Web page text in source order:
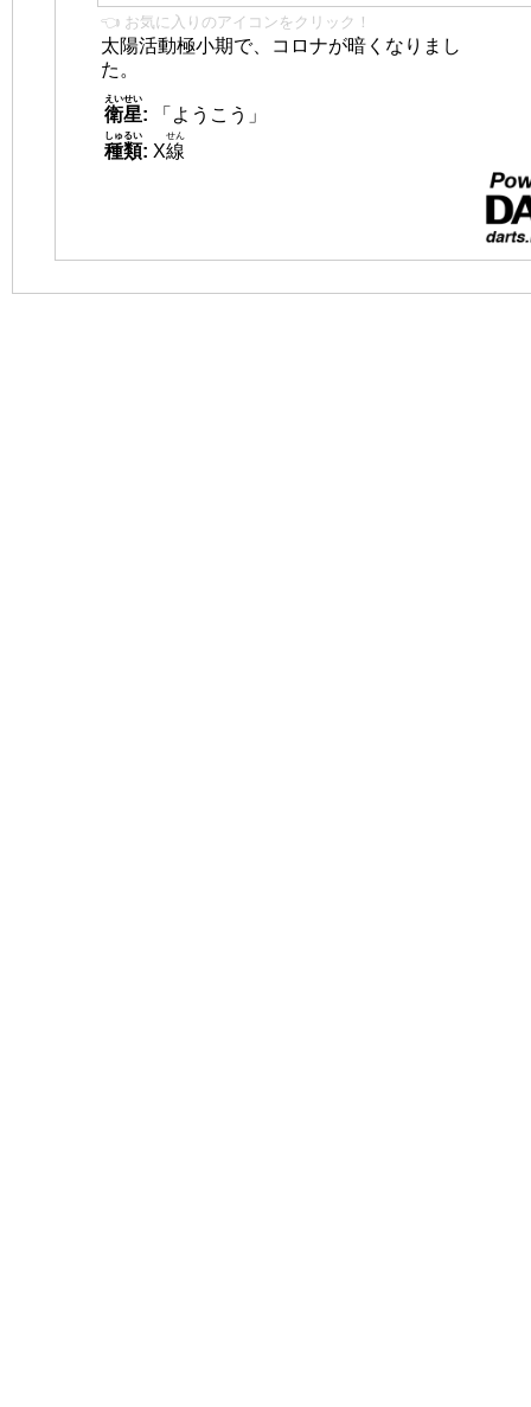
👈 お気に入りのアイコンをクリック！
太陽活動極小期で、コロナが暗くなりまし
た。
衛星
えいせい
:
「ようこう」
種類
しゅるい
: X線
せん